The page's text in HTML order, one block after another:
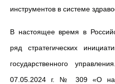
инструментов в системе
В настоящее время в
ряд стратегических
государственного
07.05.2024 г. № 309 «О